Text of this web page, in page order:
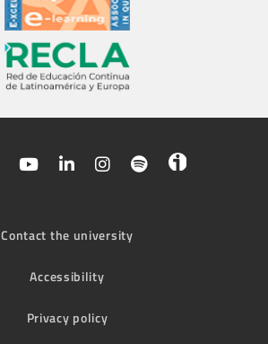
Contact the university
Accessibility
Privacy policy